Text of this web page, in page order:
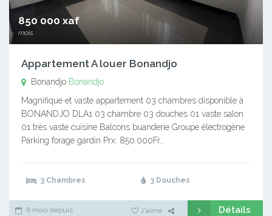
850 000 xaf
mois
Appartement A louer Bonandjo
Bonandjo Bonandjo
Magnifique et vaste appartement 03 chambres disponible à
BONANDJO DLA1 03 chambre 03 douches 01 vaste salon
01 très vaste cuisine Balcons buanderie Groupe électrogène
Parking forage gardin Prx: 850.000Fr…
3 Chambres 3 Douches
6 mois depuis J'aime Détails